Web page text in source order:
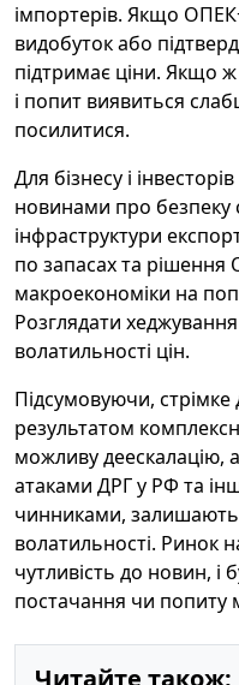
імпортерів. Якщо
видобуток або
підтримає ціни. Якщо
і попит виявиться
посилитися.
Для бізнесу і
новинами про безпеку
інфраструктури
по запасах та
макроекономіки на
Розглядати хеджування
волатильності цін.
Підсумовуючи,
результатом
можливу деескалацію,
атаками ДРГ у РФ та
чинниками,
волатильності. Ринок
чутливість до новин, і
постачання чи попиту
Читайте також: